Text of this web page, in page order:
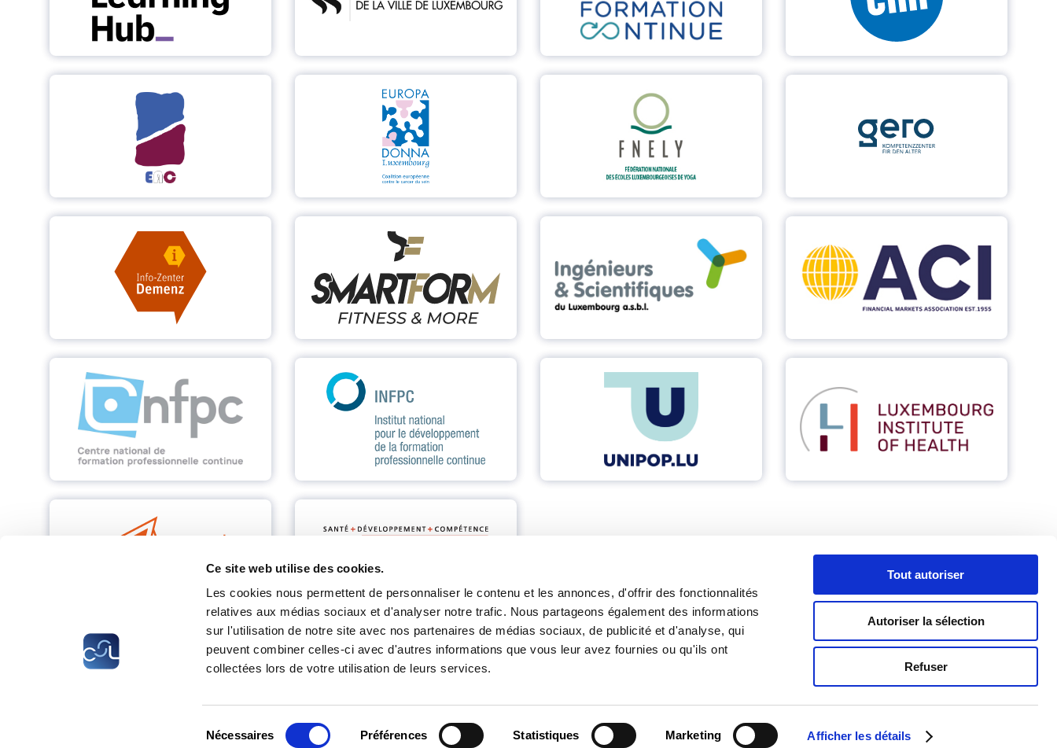
Ce site web utilise des cookies.
Les cookies nous permettent de personnaliser le contenu et les annonces, d'offrir des fonctionnalités
relatives aux médias sociaux et d'analyser notre trafic. Nous partageons également des informations
sur l'utilisation de notre site avec nos partenaires de médias sociaux, de publicité et d'analyse, qui
peuvent combiner celles-ci avec d'autres informations que vous leur avez fournies ou qu'ils ont
collectées lors de votre utilisation de leurs services.
Nécessaires Préférences Statistiques Marketing Afficher les détails
Tout autoriser
Autoriser la sélection
Refuser
® LIFELONG LEARNING CENTRE 2026 Mention légale Protection des données Lanceurs d’alerte